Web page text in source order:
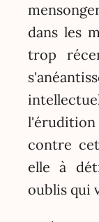
dans les
trop
contre
elle à
oublis qui